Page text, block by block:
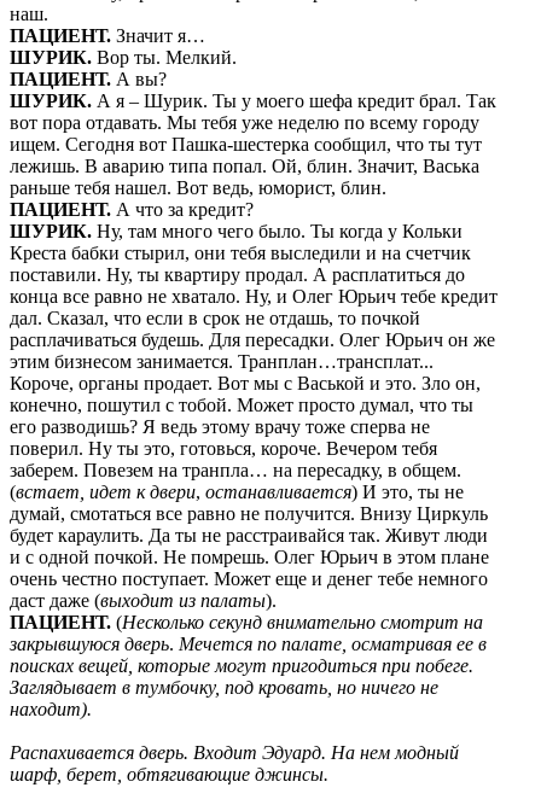
наш.
ПАЦИЕНТ. Значит я…
ШУРИК. Вор ты. Мелкий.
ПАЦИЕНТ. А вы?
ШУРИК. А я – Шурик. Ты у моего шефа кредит брал. Так
вот пора отдавать. Мы тебя уже неделю по всему городу
ищем. Сегодня вот Пашка-шестерка сообщил, что ты тут
лежишь. В аварию типа попал. Ой, блин. Значит, Васька
раньше тебя нашел. Вот ведь, юморист, блин.
ПАЦИЕНТ. А что за кредит?
ШУРИК. Ну, там много чего было. Ты когда у Кольки
Креста бабки стырил, они тебя выследили и на счетчик
поставили. Ну, ты квартиру продал. А расплатиться до
конца все равно не хватало. Ну, и Олег Юрьич тебе кредит
дал. Сказал, что если в срок не отдашь, то почкой
расплачиваться будешь. Для пересадки. Олег Юрьич он же
этим бизнесом занимается. Транплан…трансплат...
Короче, органы продает. Вот мы с Васькой и это. Зло он,
конечно, пошутил с тобой. Может просто думал, что ты
его разводишь? Я ведь этому врачу тоже сперва не
поверил. Ну ты это, готовься, короче. Вечером тебя
заберем. Повезем на транпла… на пересадку, в общем.
(встает, идет к двери, останавливается) И это, ты не
думай, смотаться все равно не получится. Внизу Циркуль
будет караулить. Да ты не расстраивайся так. Живут люди
и с одной почкой. Не помрешь. Олег Юрьич в этом плане
очень честно поступает. Может еще и денег тебе немного
даст даже (выходит из палаты).
ПАЦИЕНТ. (Несколько секунд внимательно смотрит на
закрывшуюся дверь. Мечется по палате, осматривая ее в
поисках вещей, которые могут пригодиться при побеге.
Заглядывает в тумбочку, под кровать, но ничего не
находит).
Распахивается дверь. Входит Эдуард. На нем модный
шарф, берет, обтягивающие джинсы.